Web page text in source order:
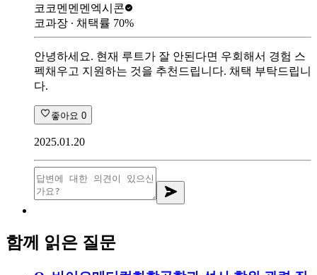
코코멘멘멘 엑시콘
코과장 ∙ 채택률 70%
안녕하세요. 현재 루트가 잘 안된다면 우회해서 경험 스
펙채우고 지원하는 것을 추천드립니다. 채택 부탁드립니
다.
좋아요 0
2025.01.20
함께 읽은 질문